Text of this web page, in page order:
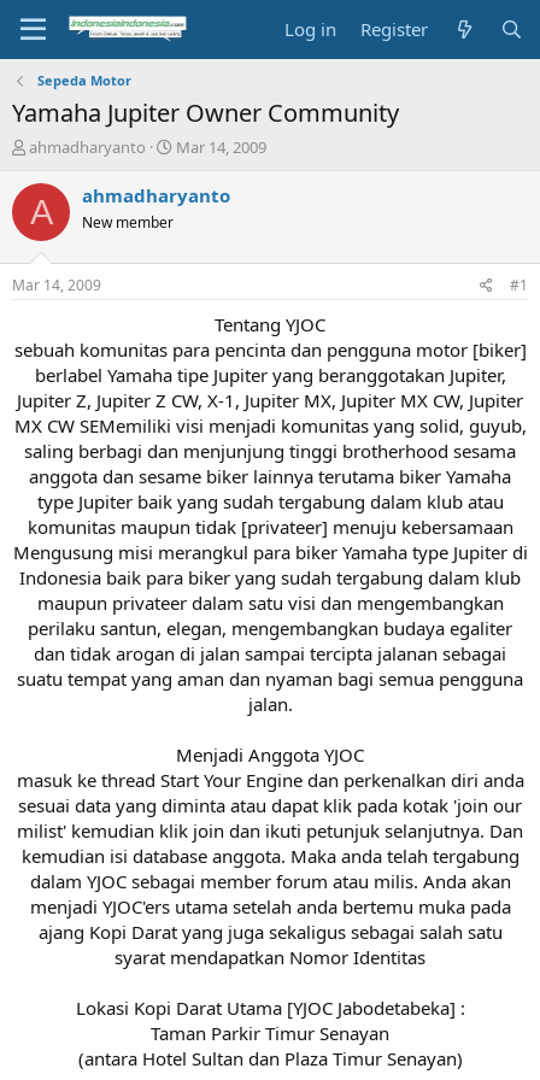
Log in Register
Sepeda Motor
Yamaha Jupiter Owner Community
T
r
e
a
t
t
r
ahmadharyanto
S
a
r
Mar 14, 2009
A ahmadharyanto
New member
Mar 14, 2009 #1
Tentang YJOC
sebuah komunitas para pencinta dan pengguna motor [biker]
berlabel Yamaha tipe Jupiter yang beranggotakan Jupiter,
Jupiter Z, Jupiter Z CW, X-1, Jupiter MX, Jupiter MX CW, Jupiter
MX CW SEMemiliki visi menjadi komunitas yang solid, guyub,
saling berbagi dan menjunjung tinggi brotherhood sesama
anggota dan sesame biker lainnya terutama biker Yamaha
type Jupiter baik yang sudah tergabung dalam klub atau
komunitas maupun tidak [privateer] menuju kebersamaan
Mengusung misi merangkul para biker Yamaha type Jupiter di
Indonesia baik para biker yang sudah tergabung dalam klub
maupun privateer dalam satu visi dan mengembangkan
perilaku santun, elegan, mengembangkan budaya egaliter
dan tidak arogan di jalan sampai tercipta jalanan sebagai
suatu tempat yang aman dan nyaman bagi semua pengguna
jalan.
Menjadi Anggota YJOC
masuk ke thread Start Your Engine dan perkenalkan diri anda
sesuai data yang diminta atau dapat klik pada kotak 'join our
milist' kemudian klik join dan ikuti petunjuk selanjutnya. Dan
kemudian isi database anggota. Maka anda telah tergabung
dalam YJOC sebagai member forum atau milis. Anda akan
menjadi YJOC'ers utama setelah anda bertemu muka pada
ajang Kopi Darat yang juga sekaligus sebagai salah satu
syarat mendapatkan Nomor Identitas
Lokasi Kopi Darat Utama [YJOC Jabodetabeka] :
Taman Parkir Timur Senayan
(antara Hotel Sultan dan Plaza Timur Senayan)